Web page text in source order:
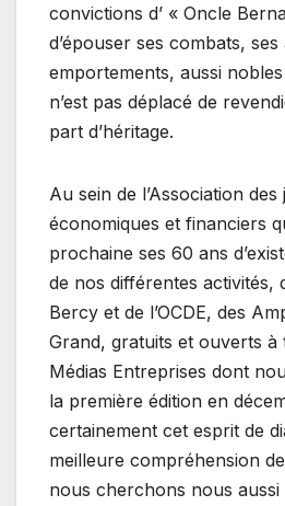
convictions d’ « Oncle
d’épouser ses combats,
emportements, aussi
n’est pas déplacé de
part d’héritage.
Au sein de l’Association
économiques et financiers
prochaine ses 60 ans
de nos différentes activités,
Bercy et de l’OCDE, des
Grand, gratuits et ouverts à
Médias Entreprises dont
la première édition en
certainement cet esprit de
meilleure compréhension
nous cherchons nous